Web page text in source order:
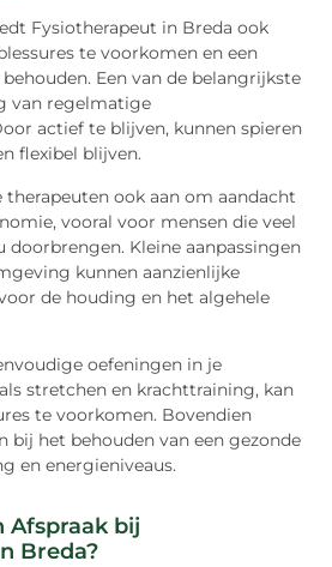
Fysiotherapeut in Breda ook
te voorkomen en een
Een van de belangrijkste
van regelmatige
actief te blijven, kunnen spieren
flexibel blijven.
therapeuten ook aan om aandacht
vooral voor mensen die veel
doorbrengen. Kleine aanpassingen
kunnen aanzienlijke
de houding en het algehele
oefeningen in je
stretchen en krachttraining, kan
te voorkomen. Bovendien
bij het behouden van een gezonde
en energieniveaus.
Afspraak bij
Breda?